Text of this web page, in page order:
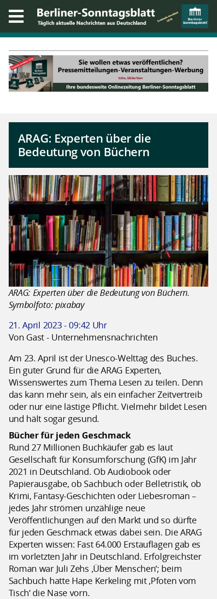
ARAG: Experten über die
Bedeutung von Büchern
ARAG: Experten über die Bedeutung von Büchern.
Symbolfoto: pixabay
21. April 2023 - 09:42 Uhr
Von Gast - Unternehmensnachrichten
Am 23. April ist der Unesco-Welttag des Buches.
Ein guter Grund für die ARAG Experten,
Wissenswertes zum Thema Lesen zu teilen. Denn
das kann mehr sein, als ein einfacher Zeitvertreib
oder nur eine lästige Pflicht. Vielmehr bildet Lesen
und hält sogar gesund.
Bücher für jeden Geschmack
Rund 27 Millionen Buchkäufer gab es laut
Gesellschaft für Konsumforschung (GfK) im Jahr
2021 in Deutschland. Ob Audiobook oder
Papierausgabe, ob Sachbuch oder Belletristik, ob
Krimi, Fantasy-Geschichten oder Liebesroman –
jedes Jahr strömen unzählige neue
Veröffentlichungen auf den Markt und so dürfte
für jeden Geschmack etwas dabei sein. Die ARAG
Experten wissen: Fast 64.000 Erstauflagen gab es
im vorletzten Jahr in Deutschland. Erfolgreichster
Roman war Juli Zehs ‚Über Menschen‘; beim
Sachbuch hatte Hape Kerkeling mit ‚Pfoten vom
Tisch‘ die Nase vorn.